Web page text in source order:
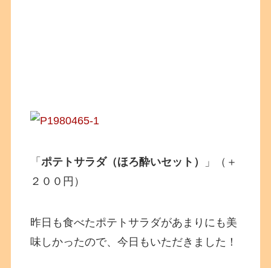
「ポテトサラダ（ほろ酔いセット）
」（＋
２００円）
昨日も食べたポテトサラダがあまりにも美
味しかったので、今日もいただきました！